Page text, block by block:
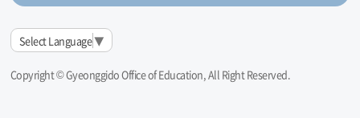
Select Language▼
Copyright © Gyeonggido Office of Education, All Right Reserved.